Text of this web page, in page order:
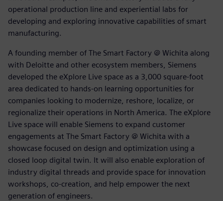
operational production line and experiential labs for
developing and exploring innovative capabilities of smart
manufacturing.
A founding member of The Smart Factory @ Wichita along
with Deloitte and other ecosystem members, Siemens
developed the eXplore Live space as a 3,000 square-foot
area dedicated to hands-on learning opportunities for
companies looking to modernize, reshore, localize, or
regionalize their operations in North America. The eXplore
Live space will enable Siemens to expand customer
engagements at The Smart Factory @ Wichita with a
showcase focused on design and optimization using a
closed loop digital twin. It will also enable exploration of
industry digital threads and provide space for innovation
workshops, co-creation, and help empower the next
generation of engineers.